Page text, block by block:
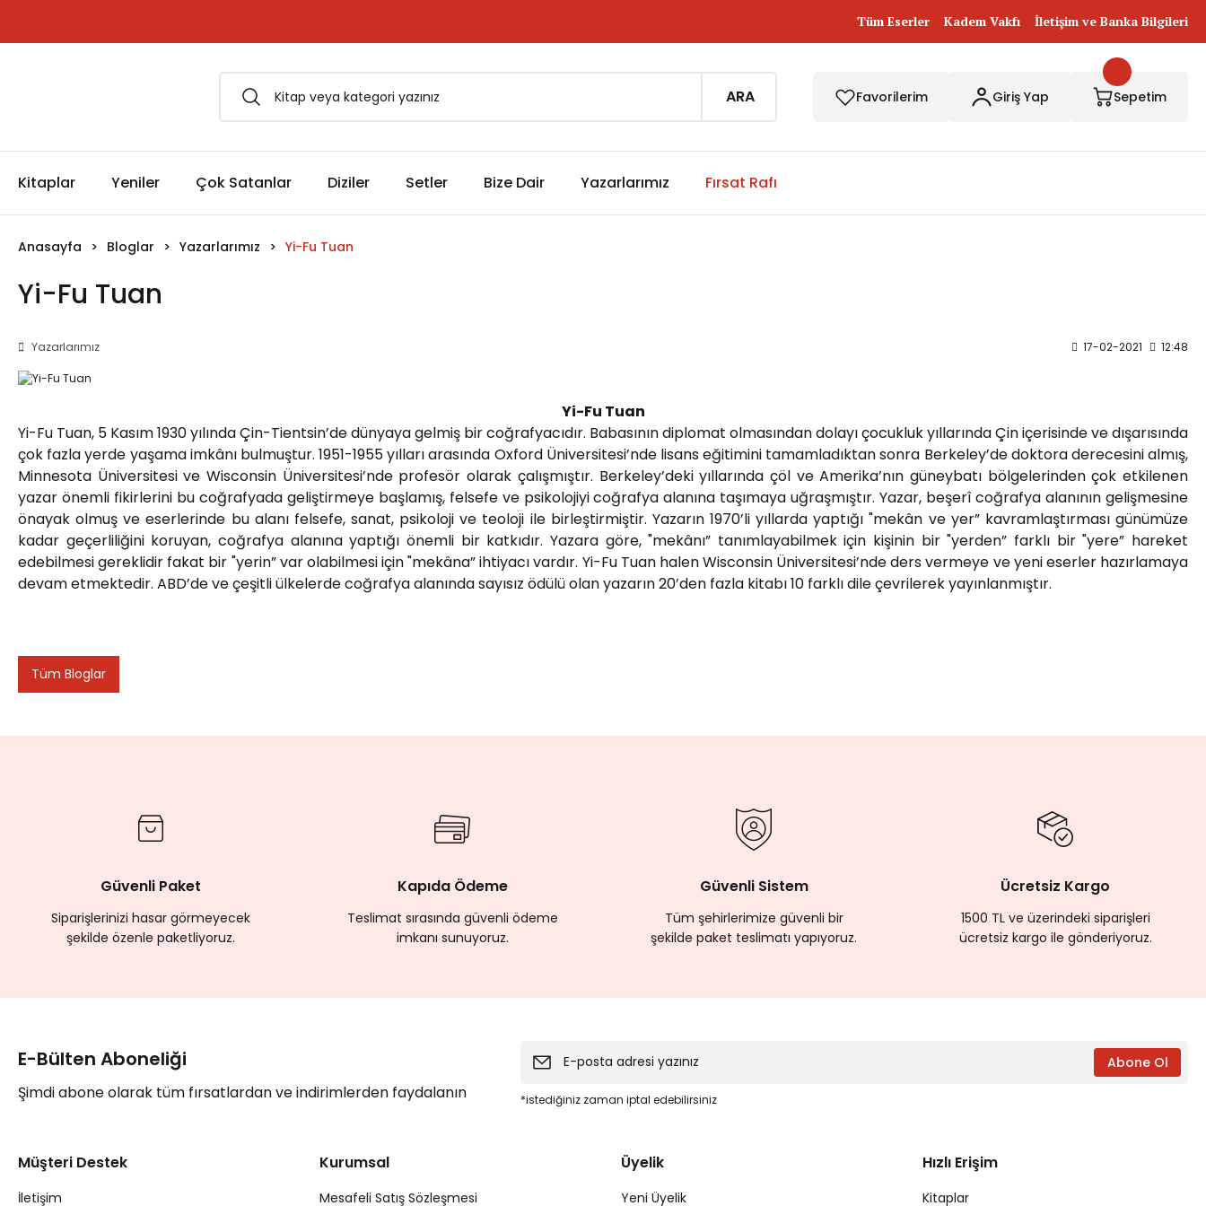
Tüm Eserler Kadem Vakfı İletişim ve Banka Bilgileri
ARA Favorilerim Giriş Yap Sepetim
Kitaplar Yeniler Çok Satanlar Diziler Setler Bize Dair Yazarlarımız Fırsat Rafı
Anasayfa Bloglar Yazarlarımız Yi-Fu Tuan
Yi-Fu Tuan
Yazarlarımız 17-02-2021 12:48
Yi-Fu Tuan
Yi-Fu Tuan, 5 Kasım 1930 yılında Çin-Tientsin’de dünyaya gelmiş bir coğrafyacıdır. Babasının diplomat olmasından dolayı çocukluk yıllarında Çin içerisinde ve dışarısında
çok fazla yerde yaşama imkânı bulmuştur. 1951-1955 yılları arasında Oxford Üniversitesi’nde lisans eğitimini tamamladıktan sonra Berkeley’de doktora derecesini almış,
Minnesota Üniversitesi ve Wisconsin Üniversitesi’nde profesör olarak çalışmıştır. Berkeley’deki yıllarında çöl ve Amerika’nın güneybatı bölgelerinden çok etkilenen
yazar önemli fikirlerini bu coğrafyada geliştirmeye başlamış, felsefe ve psikolojiyi coğrafya alanına taşımaya uğraşmıştır. Yazar, beşerî coğrafya alanının gelişmesine
önayak olmuş ve eserlerinde bu alanı felsefe, sanat, psikoloji ve teoloji ile birleştirmiştir. Yazarın 1970’li yıllarda yaptığı "mekân ve yer” kavramlaştırması günümüze
kadar geçerliliğini koruyan, coğrafya alanına yaptığı önemli bir katkıdır. Yazara göre, "mekânı” tanımlayabilmek için kişinin bir "yerden” farklı bir "yere” hareket
edebilmesi gereklidir fakat bir "yerin” var olabilmesi için "mekâna” ihtiyacı vardır. Yi-Fu Tuan halen Wisconsin Üniversitesi’nde ders vermeye ve yeni eserler hazırlamaya
devam etmektedir. ABD’de ve çeşitli ülkelerde coğrafya alanında sayısız ödülü olan yazarın 20’den fazla kitabı 10 farklı dile çevrilerek yayınlanmıştır.
Tüm Bloglar
Güvenli Paket
Siparişlerinizi hasar görmeyecek
şekilde özenle paketliyoruz.
Kapıda Ödeme
Teslimat sırasında güvenli ödeme
imkanı sunuyoruz.
Güvenli Sistem
Tüm şehirlerimize güvenli bir
şekilde paket teslimatı yapıyoruz.
Ücretsiz Kargo
1500 TL ve üzerindeki siparişleri
ücretsiz kargo ile gönderiyoruz.
E-Bülten Aboneliği
Şimdi abone olarak tüm fırsatlardan ve indirimlerden faydalanın
Abone Ol
*istediğiniz zaman iptal edebilirsiniz
Müşteri Destek
İletişim
Kurumsal
Mesafeli Satış Sözleşmesi
Üyelik
Yeni Üyelik
Hızlı Erişim
Kitaplar